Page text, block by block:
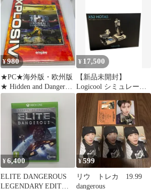
¥980
★PC★海外版・欧州版
★ Hidden and Dangerous
英語 中古
¥ 17,500
【新品未開封】
Logicool シミュレーシ
ョンコントローラ X52
HOTAS
¥6,400
ELITE DANGEROUS
LEGENDARY EDIT
¥599
リウ トレカ 19.99
dangerous